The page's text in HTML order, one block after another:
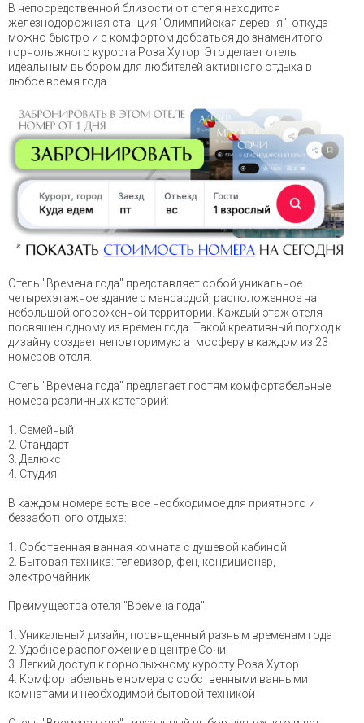
В непосредственной близости от отеля находится
железнодорожная станция "Олимпийская деревня", откуда
можно быстро и с комфортом добраться до знаменитого
горнолыжного курорта Роза Хутор. Это делает отель
идеальным выбором для любителей активного отдыха в
любое время года.
Отель "Времена года" представляет собой уникальное
четырехэтажное здание с мансардой, расположенное на
небольшой огороженной территории. Каждый этаж отеля
посвящен одному из времен года. Такой креативный подход к
дизайну создает неповторимую атмосферу в каждом из 23
номеров отеля.
Отель "Времена года" предлагает гостям комфортабельные
номера различных категорий:
1. Семейный
2. Стандарт
3. Делюкс
4. Студия
В каждом номере есть все необходимое для приятного и
беззаботного отдыха:
1. Собственная ванная комната с душевой кабиной
2. Бытовая техника: телевизор, фен, кондиционер,
электрочайник
Преимущества отеля "Времена года":
1. Уникальный дизайн, посвященный разным временам года
2. Удобное расположение в центре Сочи
3. Легкий доступ к горнолыжному курорту Роза Хутор
4. Комфортабельные номера с собственными ванными
комнатами и необходимой бытовой техникой